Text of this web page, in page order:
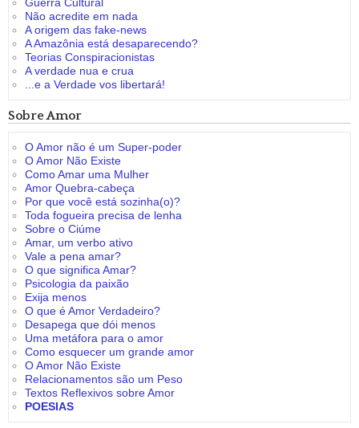
Não acredite em nada
A origem das fake-news
A Amazônia está desaparecendo?
Teorias Conspiracionistas
A verdade nua e crua
...e a Verdade vos libertará!
Sobre Amor
O Amor não é um Super-poder
O Amor Não Existe
Como Amar uma Mulher
Amor Quebra-cabeça
Por que você está sozinha(o)?
Toda fogueira precisa de lenha
Sobre o Ciúme
Amar, um verbo ativo
Vale a pena amar?
O que significa Amar?
Psicologia da paixão
Exija menos
O que é Amor Verdadeiro?
Desapega que dói menos
Uma metáfora para o amor
Como esquecer um grande amor
O Amor Não Existe
Relacionamentos são um Peso
Textos Reflexivos sobre Amor
POESIAS